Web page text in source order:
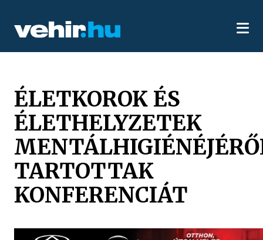
ÉLETKOROK ÉS
ÉLETHELYZETEK
TARTOTTAK
KONFERENCIÁT